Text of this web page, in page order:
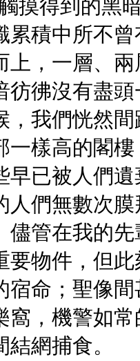
摸得到的黑
累積中所不
上，一層、
彷彿沒有盡
，我們恍然
一樣高的閣
早已被人們
人們無數次
儘管在我的
要物件，但
宿命；聖像
窩，機警如
結網捕食。